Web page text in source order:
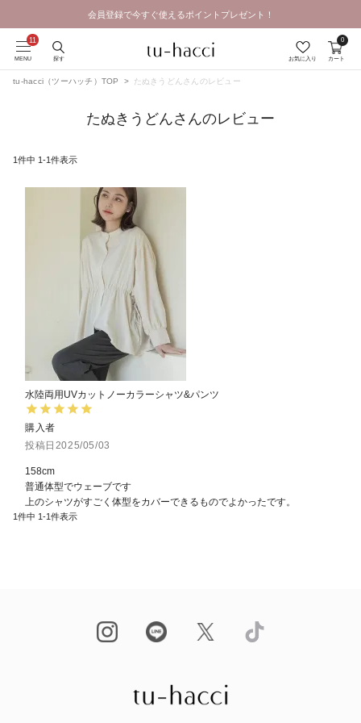
会員登録で今すぐ使えるポイントプレゼント！
GRAND OPEN SALE | 2026.8.7 19:00 - 8.16 23:59
MENU 探す お気に入り カート
0
tu-hacci（ツーハッチ）TOP たぬきうどんさんのレビュー
たぬきうどんさんのレビュー
1件中 1-1件表示
水陸両用UVカットノーカラーシャツ&パンツ
購入者
投稿日 2025/05/03
158cm
普通体型でウェーブです
上のシャツがすごく体型をカバーできるものでよかったです。
1件中 1-1件表示